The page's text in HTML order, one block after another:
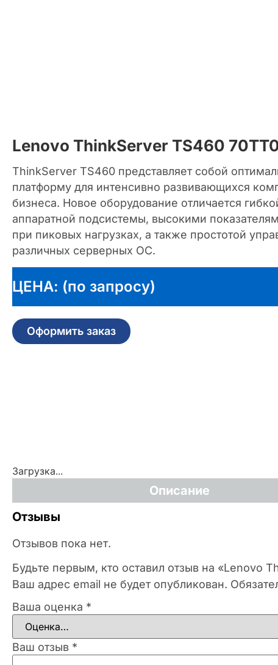
Lenovo ThinkServer TS460
ThinkServer TS460 представляет собой
платформу для интенсивно развивающихся
бизнеса. Новое оборудование отличается
аппаратной подсистемы, высокими
при пиковых нагрузках, а также простотой
различных серверных ОС.
ЦЕНА: (по запросу)
Оформить заказ
Загрузка...
Описание
Отзывы
Отзывов пока нет.
Будьте первым, кто оставил отзыв на «Lenovo
Ваш адрес email не будет опубликован.
Ваша оценка *
Ваш отзыв *